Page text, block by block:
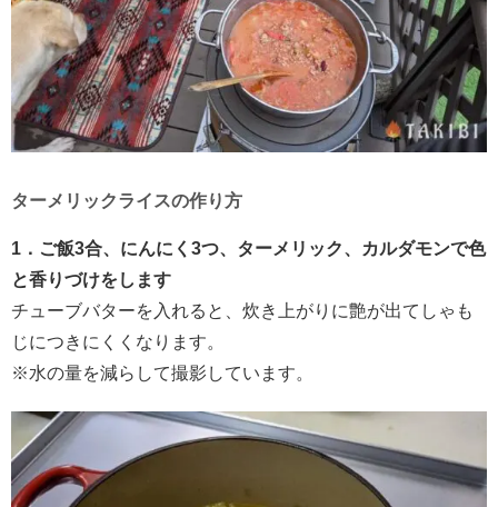
ターメリックライスの作り方
1．ご飯3合、にんにく3つ、ターメリック、カルダモンで色
と香りづけをします
チューブバターを入れると、炊き上がりに艶が出てしゃも
じにつきにくくなります。
※水の量を減らして撮影しています。